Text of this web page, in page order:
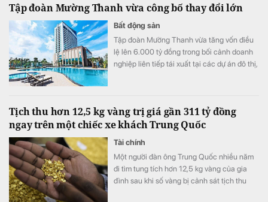
Tập đoàn Mường Thanh vừa công bố thay đổi lớn
Bất động sản
Tập đoàn Mường Thanh vừa tăng vốn điều
lệ lên 6.000 tỷ đồng trong bối cảnh doanh
nghiệp liên tiếp tái xuất tại các dự án đô thị,
Tịch thu hơn 12,5 kg vàng trị giá gần 311 tỷ đồng
ngay trên một chiếc xe khách Trung Quốc
Tài chính
Một người đàn ông Trung Quốc nhiều năm
đi tìm tung tích hơn 12,5 kg vàng của gia
đình sau khi số vàng bị cảnh sát tịch thu